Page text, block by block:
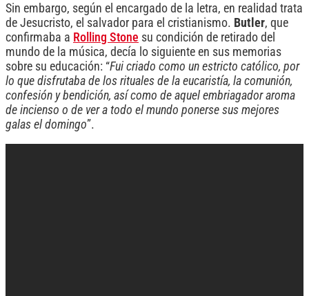
Sin embargo, según el encargado de la letra, en realidad trata
de Jesucristo, el salvador para el cristianismo. Butler, que
confirmaba a Rolling Stone su condición de retirado del
mundo de la música, decía lo siguiente en sus memorias
sobre su educación: “Fui criado como un estricto católico, por
lo que disfrutaba de los rituales de la eucaristía, la comunión,
confesión y bendición, así como de aquel embriagador aroma
de incienso o de ver a todo el mundo ponerse sus mejores
galas el domingo”.